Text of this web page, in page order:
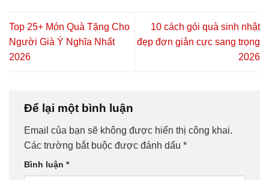
Top 25+ Món Quà Tặng Cho
Người Già Ý Nghĩa Nhất
2026
10 cách gói quà sinh nhật
đẹp đơn giản cực sang trọng
2026
Để lại một bình luận
Email của bạn sẽ không được hiển thị công khai.
Các trường bắt buộc được đánh dấu *
Bình luận *